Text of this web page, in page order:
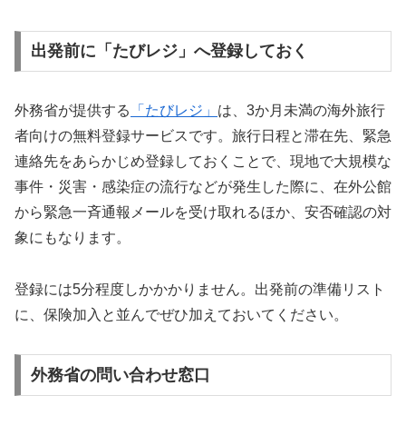
出発前に「たびレジ」へ登録しておく
外務省が提供する 「たびレジ」 は、3か月未満の海外旅行
者向けの無料登録サービスです。旅行日程と滞在先、緊急
連絡先をあらかじめ登録しておくことで、現地で大規模な
事件・災害・感染症の流行などが発生した際に、在外公館
から緊急一斉通報メールを受け取れるほか、安否確認の対
象にもなります。
登録には5分程度しかかかりません。出発前の準備リスト
に、保険加入と並んでぜひ加えておいてください。
外務省の問い合わせ窓口